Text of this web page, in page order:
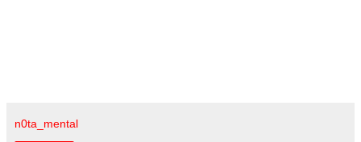
n0ta_mental